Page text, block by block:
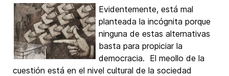
Evidentemente, está mal
planteada la incógnita porque
ninguna de estas alternativas
basta para propiciar la
democracia. El meollo de la
cuestión está en el nivel cultural de la sociedad